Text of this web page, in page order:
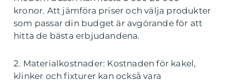
kronor. Att jämföra priser och välja produkter
som passar din budget är avgörande för att
hitta de bästa erbjudandena.
2. Materialkostnader: Kostnaden för kakel,
klinker och fixturer kan också vara